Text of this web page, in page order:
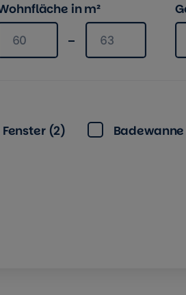
in m²
in m² mindestens
Wohnfläche in
(2) Badewanne